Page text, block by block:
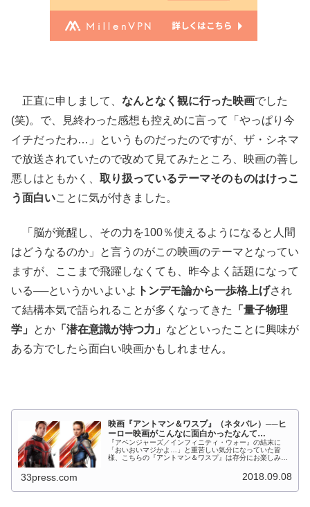
正直に申しまして、 なんとなく観に行った映画でした
(笑)。で、見終わった感想も控えめに言って「やっぱり今
イチだったわ…」というものだったのですが、ザ・シネマ
で放送されていたので改めて見てみたところ、映画の善し
悪しはともかく、 取り扱っているテーマそのものはけっこ
う面白いことに気が付きました。
「脳が覚醒し、その力を100％使えるようになると人間
はどうなるのか」と言うのがこの映画のテーマとなってい
ますが、ここまで飛躍しなくても、昨今よく話題になって
いる──というかいよいよ トンデモ論から一歩格上げされ
て結構本気で語られることが多くなってきた
「量子物理
学」
とか 「潜在意識が持つ力」 などといったことに興味が
ある方でしたら面白い映画かもしれません。
映画『アントマン＆ワスプ』（ネタバレ）──ヒ
ーロー映画がこんなに面白かったなんて…
『アベンジャーズ／インフィニティ・ウォー』の結末に
「おいおいマジかよ…」と重苦しい気分になっていた皆
様、こちらの『アントマン＆ワスプ』は存分にお楽しみい
33press.com 2018.09.08